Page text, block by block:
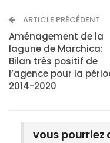
ARTICLE PRÉCÉDENT
Aménagement de la
lagune de Marchica:
Bilan très positif de
l’agence pour la
2014-2020
vous pourriez